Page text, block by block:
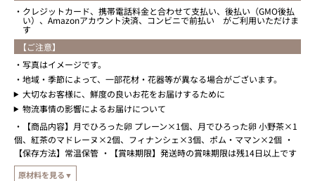
クレジットカード、携帯電話料金と合わせて支払い、後払い（GMO後払
い）、Amazonアカウント決済、コンビニで前払い がご利用いただけま
す
【ご注意】
写真はイメージです。
地域・季節によって、一部花材・花器等が異なる場合がございます。
大切なお客様に、鮮度の良いお花をお届けするために
物流事情の影響によるお届けについて
【商品内容】月でひろった卵 プレーン×1個、月でひろった卵 小野茶×1
個、紅茶のマドレーヌ×2個、フィナンシェ×3個、ポム・ママン×2個
【保存方法】常温保管
【賞味期限】発送時の賞味期限は残14日以上です
原材料を見る▼